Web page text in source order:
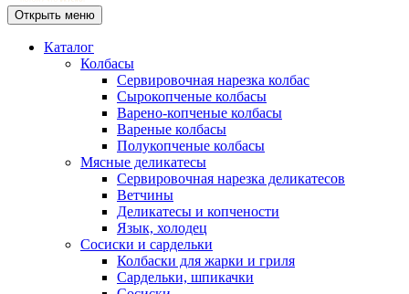
Открыть меню
Каталог
Колбасы
Сервировочная нарезка колбас
Сырокопченые колбасы
Варено-копченые колбасы
Вареные колбасы
Полукопченые колбасы
Мясные деликатесы
Сервировочная нарезка деликатесов
Ветчины
Деликатесы и копчености
Язык, холодец
Сосиски и сардельки
Колбаски для жарки и гриля
Сардельки, шпикачки